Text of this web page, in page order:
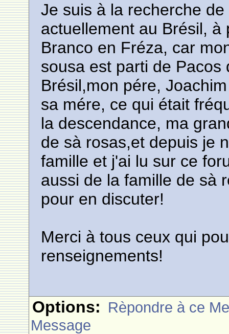
Je suis à la recherche
actuellement au Brésil,
Branco en Fréza, car
sousa est parti de
Brésil,mon pére,
sa mére, ce qui était
la descendance, ma
de sà rosas,et depuis je
famille et j'ai lu sur ce
aussi de la famille de sà
pour en discuter!
Merci à tous ceux qui
renseignements!
Options: Rèpondre à ce
Message